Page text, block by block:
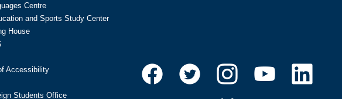
Centre
and Sports Study Center
House
Accessibility
Students Office